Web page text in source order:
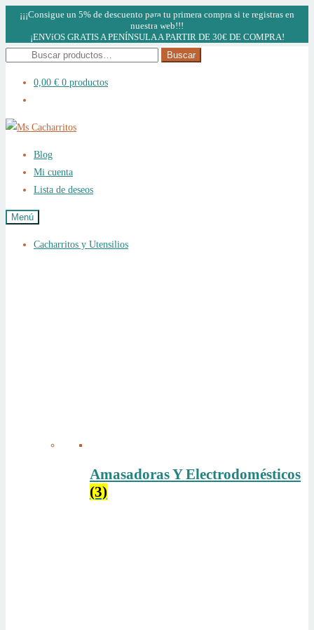
¡¡¡Consigue un 5% de descuento para tu primera compra si te registras en
nuestra web!!!
¡ENVíOS GRATIS A PENÍNSULA A PARTIR DE 30€ DE COMPRA!
Buscar
0,00 € 0 productos
Ir
navegación
Ir
contenido
Blog
Mi cuenta
Lista de deseos
Menú
Cacharritos y Utensilios
Amasadoras Y Electrodomésticos
(3)